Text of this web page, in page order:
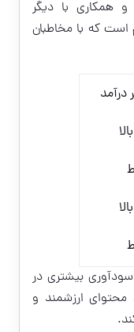
همکاری با دیگر
است که با مخاطبان
درآمد
سودآوری بیشتری در
محتوای ارزشمند و